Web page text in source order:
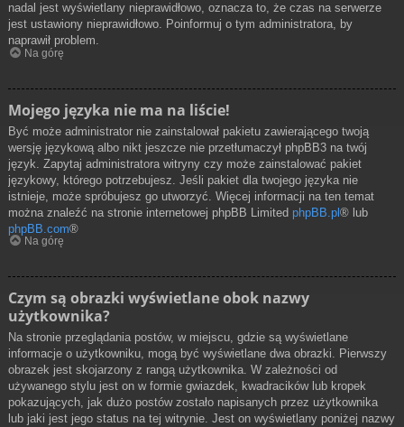
nadal jest wyświetlany nieprawidłowo, oznacza to, że czas na serwerze
jest ustawiony nieprawidłowo. Poinformuj o tym administratora, by
naprawił problem.
Na górę
Mojego języka nie ma na liście!
Być może administrator nie zainstalował pakietu zawierającego twoją
wersję językową albo nikt jeszcze nie przetłumaczył phpBB3 na twój
język. Zapytaj administratora witryny czy może zainstalować pakiet
językowy, którego potrzebujesz. Jeśli pakiet dla twojego języka nie
istnieje, może spróbujesz go utworzyć. Więcej informacji na ten temat
można znaleźć na stronie internetowej phpBB Limited phpBB.pl ® lub
phpBB.com®
Na górę
Czym są obrazki wyświetlane obok nazwy
użytkownika?
Na stronie przeglądania postów, w miejscu, gdzie są wyświetlane
informacje o użytkowniku, mogą być wyświetlane dwa obrazki. Pierwszy
obrazek jest skojarzony z rangą użytkownika. W zależności od
używanego stylu jest on w formie gwiazdek, kwadracików lub kropek
pokazujących, jak dużo postów zostało napisanych przez użytkownika
lub jaki jest jego status na tej witrynie. Jest on wyświetlany poniżej nazwy